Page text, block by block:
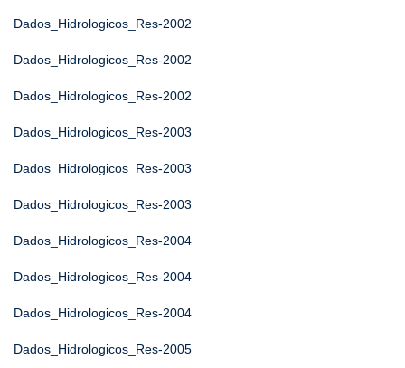
Dados_Hidrologicos_Res-2002
Dados_Hidrologicos_Res-2002
Dados_Hidrologicos_Res-2002
Dados_Hidrologicos_Res-2003
Dados_Hidrologicos_Res-2003
Dados_Hidrologicos_Res-2003
Dados_Hidrologicos_Res-2004
Dados_Hidrologicos_Res-2004
Dados_Hidrologicos_Res-2004
Dados_Hidrologicos_Res-2005